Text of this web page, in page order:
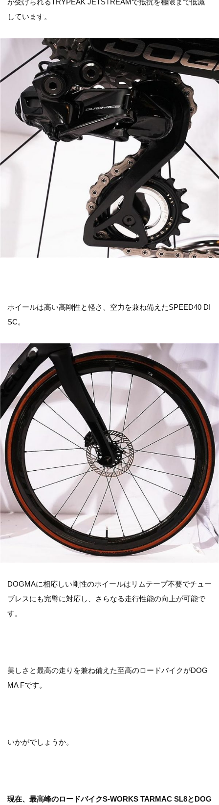
が受けられるTRYPEAK JETSTREAMで抵抗を極限まで低減
しています。
ホイールは高い高剛性と軽さ、空力を兼ね備えたSPEED40 DI
SC。
DOGMAに相応しい剛性のホイールはリムテープ不要でチュー
ブレスにも完璧に対応し、さらなる走行性能の向上が可能で
す。
美しさと最高の走りを兼ね備えた至高のロードバイクがDOG
MA Fです。
いかがでしょうか。
現在、最高峰のロードバイクS-WORKS TARMAC SL8とDOG